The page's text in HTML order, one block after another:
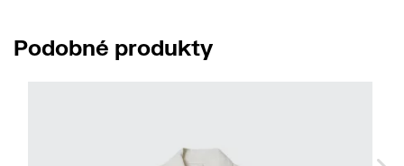
Podobné produkty